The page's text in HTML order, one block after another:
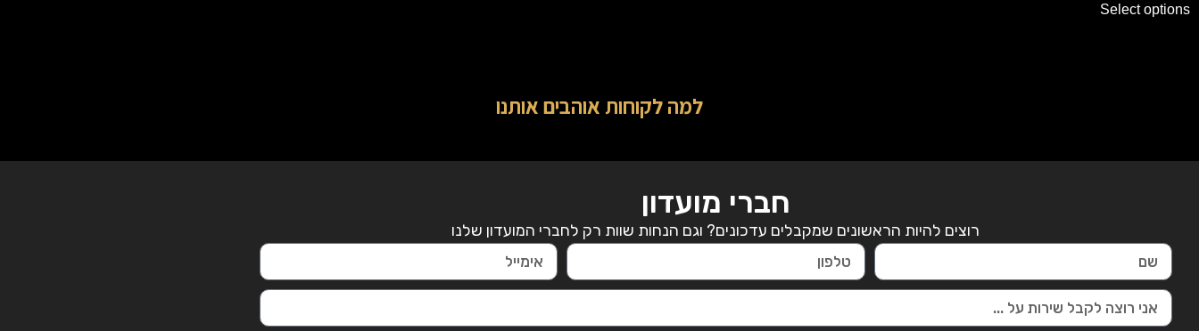
Select options
למה לקוחות אוהבים אותנו
חברי מועדון
רוצים להיות הראשונים שמקבלים עדכונים? וגם הנחות שוות רק לחברי המועדון שלנו